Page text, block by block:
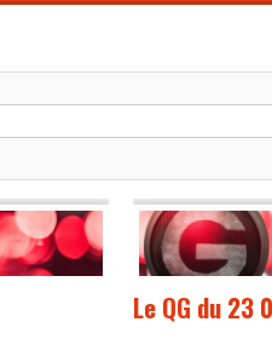
Le QG du 23